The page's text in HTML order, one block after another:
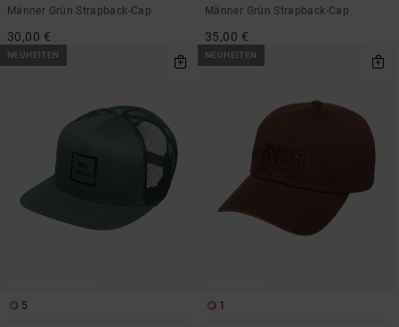
Männer Grün Strapback-Cap
30,00 €
Männer Grün Strapback-Cap
35,00 €
NEUHEITEN
5
NEUHEITEN
1